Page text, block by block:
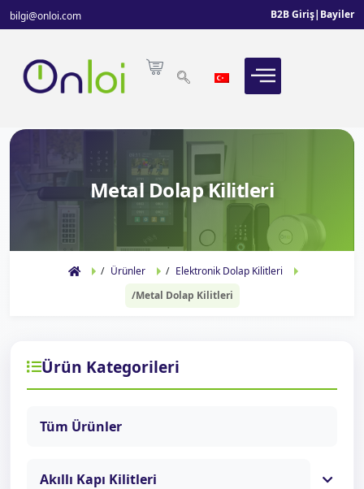
bilgi@onloi.com B2B Giriş| Bayiler
Metal Dolap Kilitleri
Ürünler
Elektronik Dolap Kilitleri
Metal Dolap Kilitleri
Ürün Kategorileri
Tüm Ürünler
Akıllı Kapı Kilitleri